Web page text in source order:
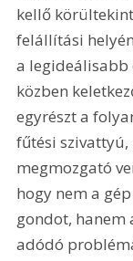
kellő
felállítási
a legideálisabb
közben
egyrészt a
fűtési szivattyú,
megmozgató
hogy nem a
gondot, hanem
adódó